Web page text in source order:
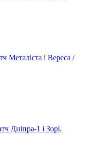
Металіста і Вереса /
Дніпра-1 і Зорі,